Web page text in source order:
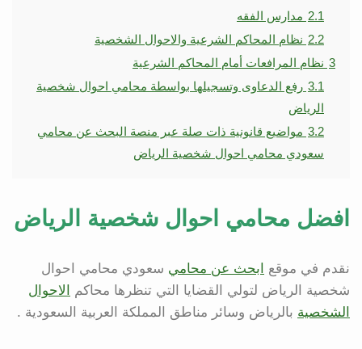
2.1 مدارس الفقه
2.2 نظام المحاكم الشرعية والاحوال الشخصية
3 نظام المرافعات أمام المحاكم الشرعية
3.1 رفع الدعاوى وتسجيلها بواسطة محامي احوال شخصية
الرياض
3.2 مواضيع قانونية ذات صلة عبر منصة البحث عن محامي
سعودي محامي احوال شخصية الرياض
افضل محامي احوال شخصية الرياض
نقدم في موقع ابحث عن محامي سعودي محامي احوال
شخصية الرياض لتولي القضايا التي تنظرها محاكم
الاحوال
الشخصية بالرياض وسائر مناطق المملكة العربية السعودية .